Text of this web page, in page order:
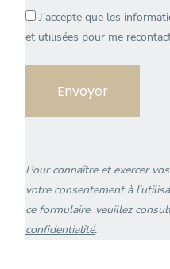
J'accepte que les
et utilisées pour me
laisser
ce
vide.
Pour connaître et exercer
votre consentement à
ce formulaire, veuillez
confidentialité.